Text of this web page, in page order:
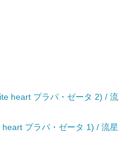
heart プラパ・ゼータ 2) / 流
プラパ・ゼータ 1) / 流星